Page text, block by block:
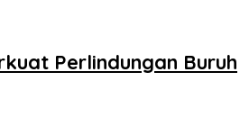
Perlindungan Buruh